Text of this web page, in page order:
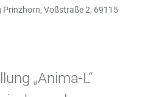
Prinzhorn, Voßstraße 2, 69115
„Anima-L“